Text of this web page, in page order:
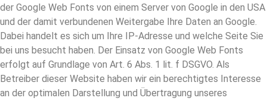
der Google Web Fonts von einem Server von Google in den USA
und der damit verbundenen Weitergabe Ihre Daten an Google.
Dabei handelt es sich um Ihre IP-Adresse und welche Seite Sie
bei uns besucht haben. Der Einsatz von Google Web Fonts
erfolgt auf Grundlage von Art. 6 Abs. 1 lit. f DSGVO. Als
Betreiber dieser Website haben wir ein berechtigtes Interesse
an der optimalen Darstellung und Übertragung unseres